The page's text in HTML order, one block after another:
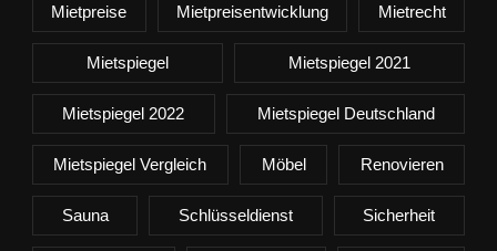
Mietpreise Mietpreisentwicklung Mietrecht
Mietspiegel Mietspiegel 2021
Mietspiegel 2022 Mietspiegel Deutschland
Mietspiegel Vergleich Möbel Renovieren
Sauna Schlüsseldienst Sicherheit